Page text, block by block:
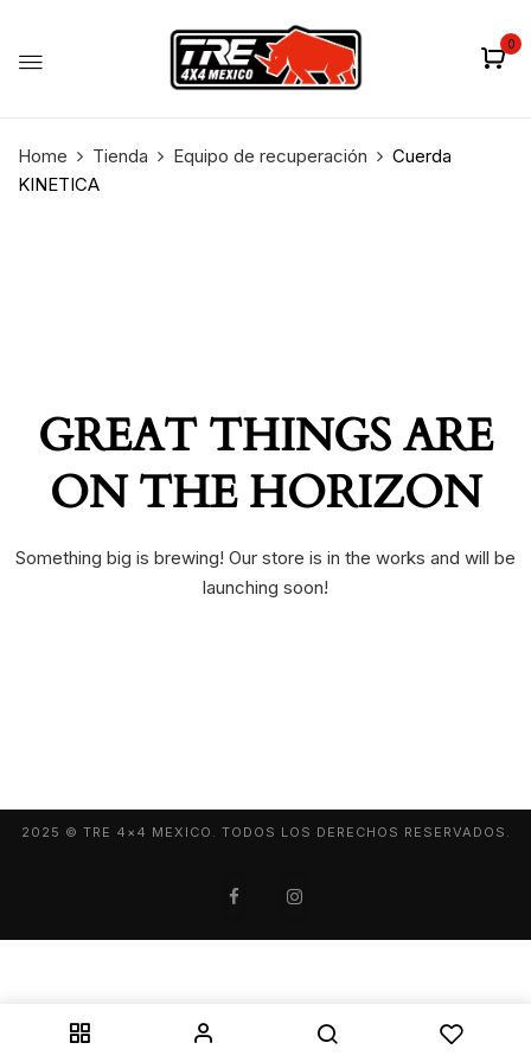
0
Home Tienda Equipo de recuperación
Cuerda
KINETICA
GREAT THINGS ARE
ON THE HORIZON
Something big is brewing! Our store is in the works and will be
launching soon!
2025 © TRE 4×4 MEXICO. TODOS LOS DERECHOS RESERVADOS.